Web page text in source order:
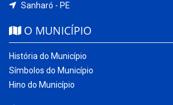
Sanharó - PE
O MUNICÍPIO
História do Município
Símbolos do Município
Hino do Município